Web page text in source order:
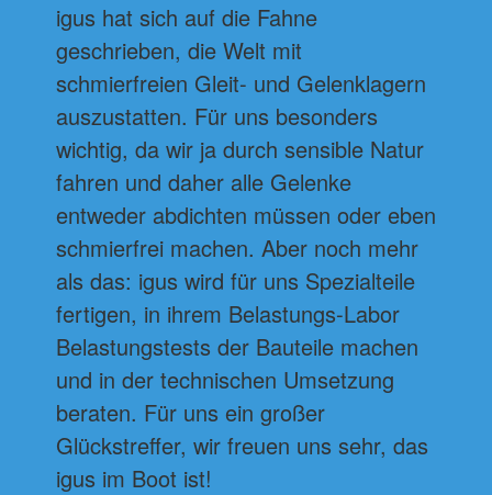
igus hat sich auf die Fahne
geschrieben, die Welt mit
schmierfreien Gleit- und Gelenklagern
auszustatten. Für uns besonders
wichtig, da wir ja durch sensible Natur
fahren und daher alle Gelenke
entweder abdichten müssen oder eben
schmierfrei machen. Aber noch mehr
als das: igus wird für uns Spezialteile
fertigen, in ihrem Belastungs-Labor
Belastungstests der Bauteile machen
und in der technischen Umsetzung
beraten. Für uns ein großer
Glückstreffer, wir freuen uns sehr, das
igus im Boot ist!